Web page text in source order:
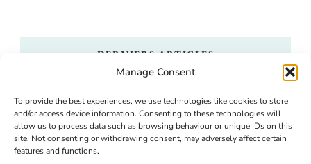
Manage Consent
To provide the best experiences, we use technologies like cookies to store
and/or access device information. Consenting to these technologies will
allow us to process data such as browsing behaviour or unique IDs on this
site. Not consenting or withdrawing consent, may adversely affect certain
features and functions.
DERNIERS ARTICLES
Randonnée à Aber Falls au Pays de GallesJuly 9,
2026
Visiter le RAF Museum Midlands à Cosford June 25,